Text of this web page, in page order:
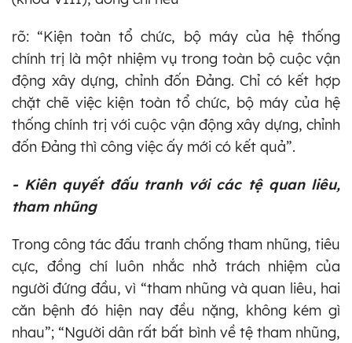
rõ: “Kiện toàn tổ chức, bộ máy của hệ thống
chính trị là một nhiệm vụ trong toàn bộ cuộc vận
động xây dựng, chỉnh đốn Đảng. Chỉ có kết hợp
chặt chẽ việc kiện toàn tổ chức, bộ máy của hệ
thống chính trị với cuộc vận động xây dựng, chỉnh
đốn Đảng thì công việc ấy mới có kết quả”.
- Kiên quyết đấu tranh với các tệ quan liêu,
tham nhũng
Trong công tác đấu tranh chống tham nhũng, tiêu
cực, đồng chí luôn nhắc nhở trách nhiệm của
người đứng đầu, vì “tham nhũng và quan liêu, hai
căn bệnh đó hiện nay đều nặng, không kém gì
nhau”; “Người dân rất bất bình về tệ tham nhũng,